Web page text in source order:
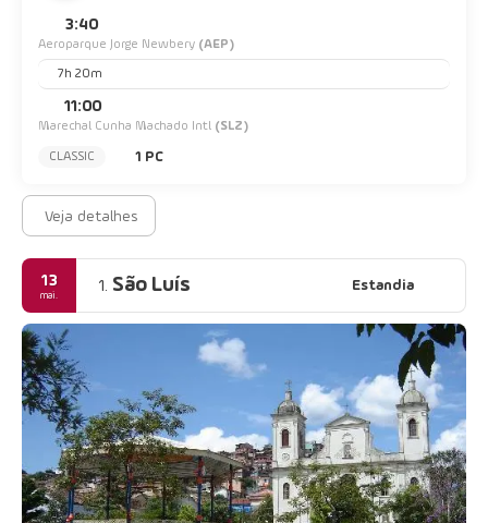
3:40
Aeroparque Jorge Newbery (AEP)
7h 20m
11:00
Marechal Cunha Machado Intl (SLZ)
CLASSIC 1 PC
Veja detalhes
13
mai. 1. São Luís Estandia